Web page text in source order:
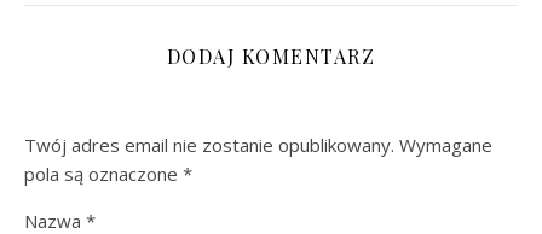
DODAJ KOMENTARZ
Twój adres email nie zostanie opublikowany. Wymagane
pola są oznaczone *
Nazwa *